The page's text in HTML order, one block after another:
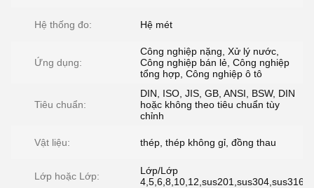
Hệ thống đo: Hệ mét
Ứng dụng:
Công nghiệp nặng, Xử lý nước,
Công nghiệp bán lẻ, Công nghiệp
tổng hợp, Công nghiệp ô tô
Tiêu chuẩn:
DIN, ISO, JIS, GB, ANSI, BSW, DIN
hoặc không theo tiêu chuẩn tùy
chỉnh
Vật liệu: thép, thép không gỉ, đồng thau
Lớp hoặc Lớp:
Lớp/Lớp
4,5,6,8,10,12,sus201,sus304,sus316